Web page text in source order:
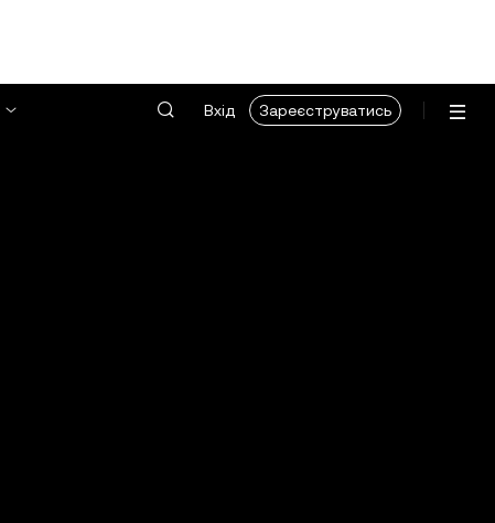
Вхід Зареєструватись